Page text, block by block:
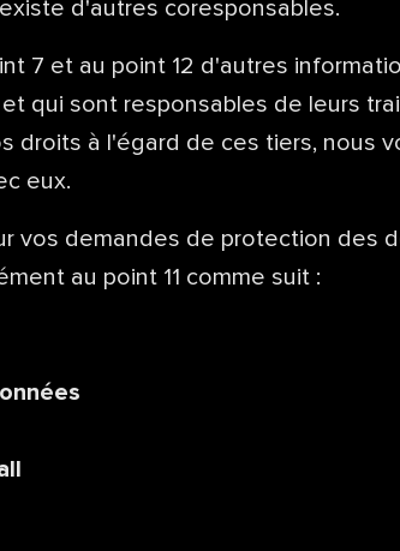
d'autres coresponsables.
7 et au point 12 d'autres
et qui sont responsables de leurs
droits à l'égard de ces tiers, nous
eux.
vos demandes de protection des
au point 11 comme suit :